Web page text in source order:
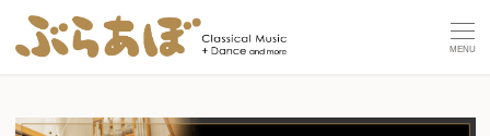
MENU